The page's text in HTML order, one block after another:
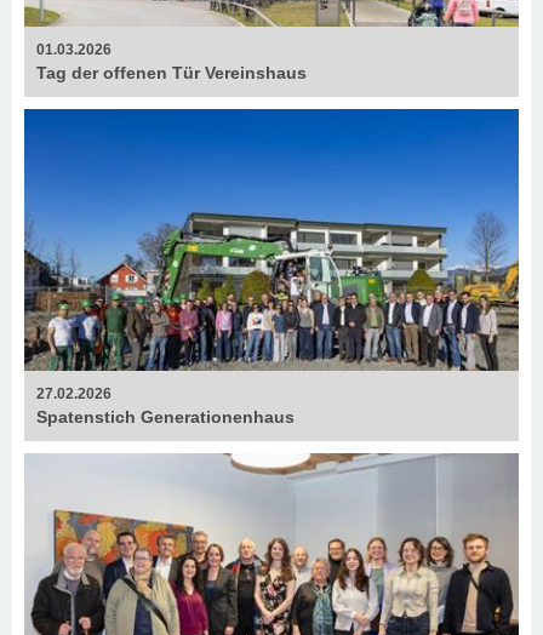
01.03.2026
Tag der offenen Tür Vereinshaus
27.02.2026
Spatenstich Generationenhaus